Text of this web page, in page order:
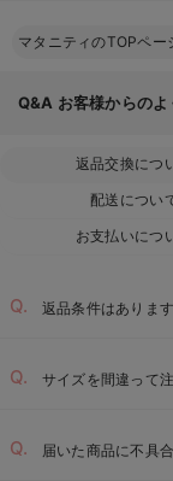
マタニティのTOPペー
Q&A お客様からのよ
返品交換につ
配送につい
お支払いにつ
返品条件はありま
サイズを間違って
届いた商品に不具